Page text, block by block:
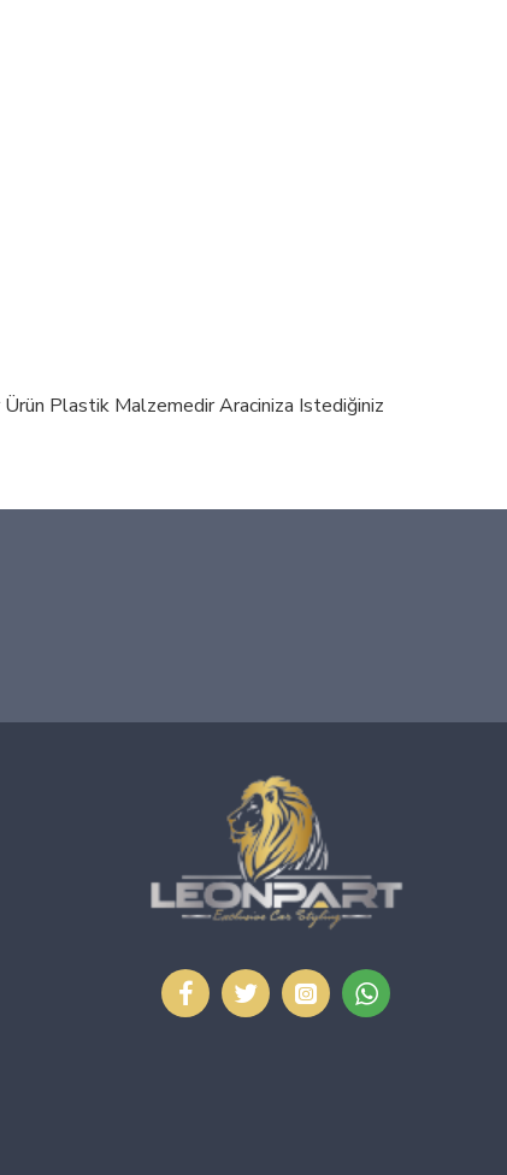
Plastik Malzemedir Araciniza Istediğiniz